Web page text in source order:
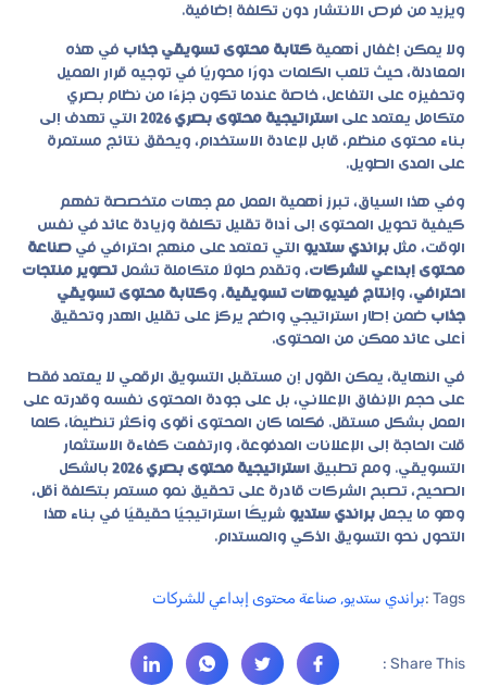
ويزيد من فرص الانتشار دون تكلفة إضافية.
ولا يمكن إغفال أهمية كتابة محتوى تسويقي جذاب في هذه
المعادلة، حيث تلعب الكلمات دورًا محوريًا في توجيه قرار العميل
وتحفيزه على التفاعل، خاصة عندما تكون جزءًا من نظام بصري
متكامل يعتمد على استراتيجية محتوى بصري 2026
التي تهدف إلى
بناء محتوى منظم، قابل لإعادة الاستخدام، ويحقق نتائج مستمرة
على المدى الطويل.
وفي هذا السياق، تبرز أهمية العمل مع جهات متخصصة تفهم
كيفية تحويل المحتوى إلى أداة تقليل تكلفة وزيادة عائد في نفس
الوقت، مثل براندي ستديو التي تعتمد على منهج احترافي في صناعة
محتوى إبداعي للشركات، وتقدم حلولًا متكاملة تشمل تصوير منتجات
احترافي، وإنتاج فيديوهات تسويقية، وكتابة محتوى تسويقي
جذاب ضمن إطار استراتيجي واضح يركز على تقليل الهدر وتحقيق
أعلى عائد ممكن من المحتوى.
في النهاية، يمكن القول إن مستقبل التسويق الرقمي لا يعتمد فقط
على حجم الإنفاق الإعلاني، بل على جودة المحتوى نفسه وقدرته على
العمل بشكل مستقل. فكلما كان المحتوى أقوى وأكثر تنظيمًا، كلما
قلت الحاجة إلى الإعلانات المدفوعة، وارتفعت كفاءة الاستثمار
التسويقي. ومع تطبيق استراتيجية محتوى بصري 2026
بالشكل
الصحيح، تصبح الشركات قادرة على تحقيق نمو مستمر بتكلفة أقل،
وهو ما يجعل براندي ستديو شريكًا استراتيجيًا حقيقيًا في بناء هذا
التحول نحو التسويق الذكي والمستدام.
Tags : براندي ستديو, صناعة محتوى إبداعي للشركات
Share This :